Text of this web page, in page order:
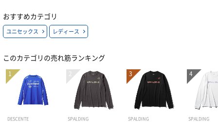
レディス＆ジュニアにオススメ
その他グッズ
全日本男子モデル
ユニフォームマーキング
着用シューズ
ユニセックス
レディース
半袖バレーシャツ
ユニセックス
レディース
長袖バレーシャツ
ユニセックス
パンツ
ユニセックス
ソックス
おすすめカテゴリ
ユニセックス レディース
このカテゴリの売れ筋ランキング
DESCENTE SPALDING SPALDING SPALDING